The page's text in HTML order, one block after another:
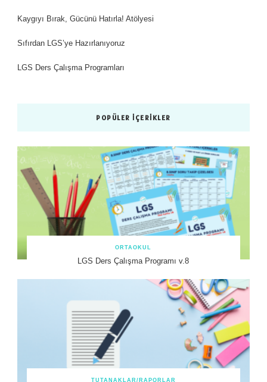
Kaygıyı Bırak, Gücünü Hatırla! Atölyesi
Sıfırdan LGS’ye Hazırlanıyoruz
LGS Ders Çalışma Programları
POPÜLER İÇERIKLER
ORTAOKUL
LGS Ders Çalışma Programı v.8
TUTANAKLAR/RAPORLAR